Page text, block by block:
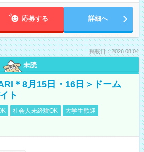
応募する 詳細へ
掲載日：2026.08.04
未読
＊8月15日・16日＞ドーム
ト
社会人未経験OK
大学生歓迎